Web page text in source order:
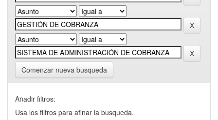
Comenzar nueva busqueda
Añadir filtros:
Usa los filtros para afinar la busqueda.